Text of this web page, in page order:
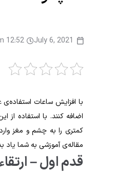
July 6, 2021
12:52 am
با افزایش ساعات
اضافه کنند. با استفاده
کمتری را به چشم و مغز
مقاله‌ی آموزشی به شما یاد
قدم اول –